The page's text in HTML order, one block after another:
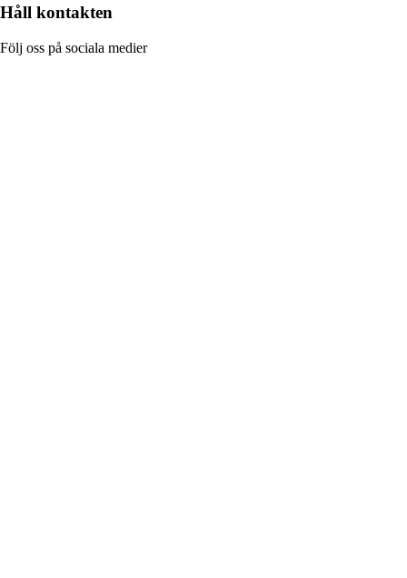
Håll kontakten
Följ oss på sociala medier